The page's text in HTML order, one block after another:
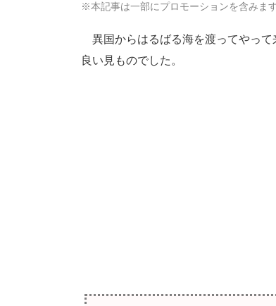
※本記事は一部にプロモーションを含みま
異国からはるばる海を渡ってやって
良い見ものでした。